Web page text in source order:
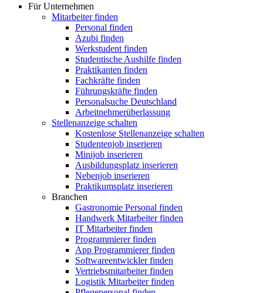
Für Unternehmen
Mitarbeiter finden
Personal finden
Azubi finden
Werkstudent finden
Studentische Aushilfe finden
Praktikanten finden
Fachkräfte finden
Führungskräfte finden
Personalsuche Deutschland
Arbeitnehmerüberlassung
Stellenanzeige schalten
Kostenlose Stellenanzeige schalten
Studentenjob inserieren
Minijob inserieren
Ausbildungsplatz inserieren
Nebenjob inserieren
Praktikumsplatz inserieren
Branchen
Gastronomie Personal finden
Handwerk Mitarbeiter finden
IT Mitarbeiter finden
Programmierer finden
App Programmierer finden
Softwareentwickler finden
Vertriebsmitarbeiter finden
Logistik Mitarbeiter finden